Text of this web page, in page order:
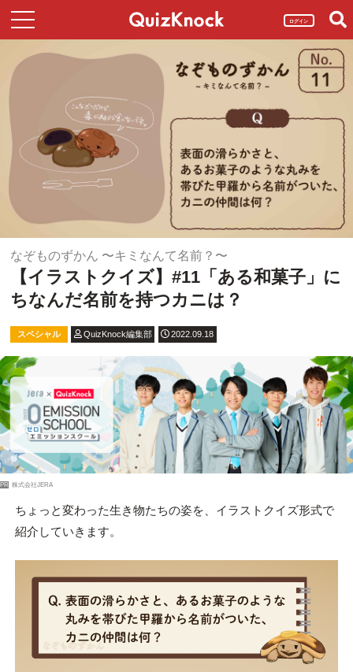
ログイン
なぞものずかん 〜キミなんて名前？〜
【イラストクイズ】#11「ある和菓子」に
ちなんだ名前を持つカニは？
スペシャル QuizKnock編集部 2022.09.18
PR 株式会社JERA
ちょっと変わった生き物たちの姿を、イラストクイズ形式で
紹介していきます。